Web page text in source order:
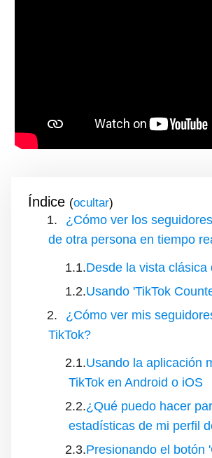
Índice ( )
¿Cómo ver los
de otra persona en tiempo
Desde la vista clásica
Usando 'TikTok
¿Cómo ver mis
TikTok?
Usando la aplicación
TikTok en Android o iOS
¿Qué puedo hacer
estadísticas de mi perfil
Presionando el botón